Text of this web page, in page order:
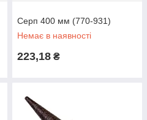
Серп 400 мм (770-931)
Немає в наявності
223,18 ₴